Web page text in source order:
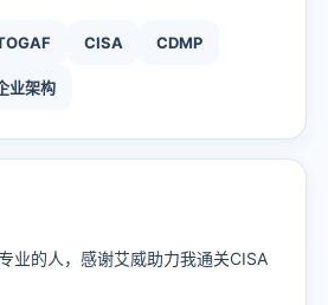
CISA CDMP
业架构
业的人，感谢艾威助力我通关CISA